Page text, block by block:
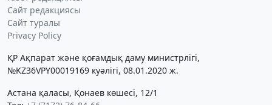
Сайт редакциясы
Сайт туралы
Privacy Policy
ҚР Ақпарат және қоғамдық даму министрлігі,
№KZ36VPY00019169 куәлігі, 08.01.2020 ж.
Астана қаласы, Қонаев көшесі, 12/1